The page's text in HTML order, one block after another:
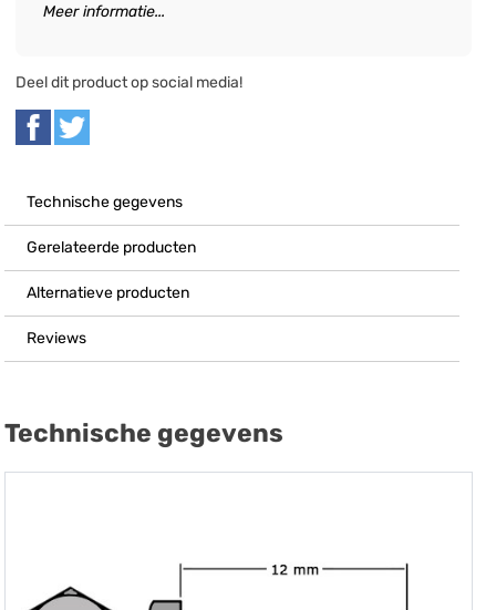
Meer informatie...
Deel dit product op social media!
Technische gegevens
Gerelateerde producten
Alternatieve producten
Reviews
Technische gegevens